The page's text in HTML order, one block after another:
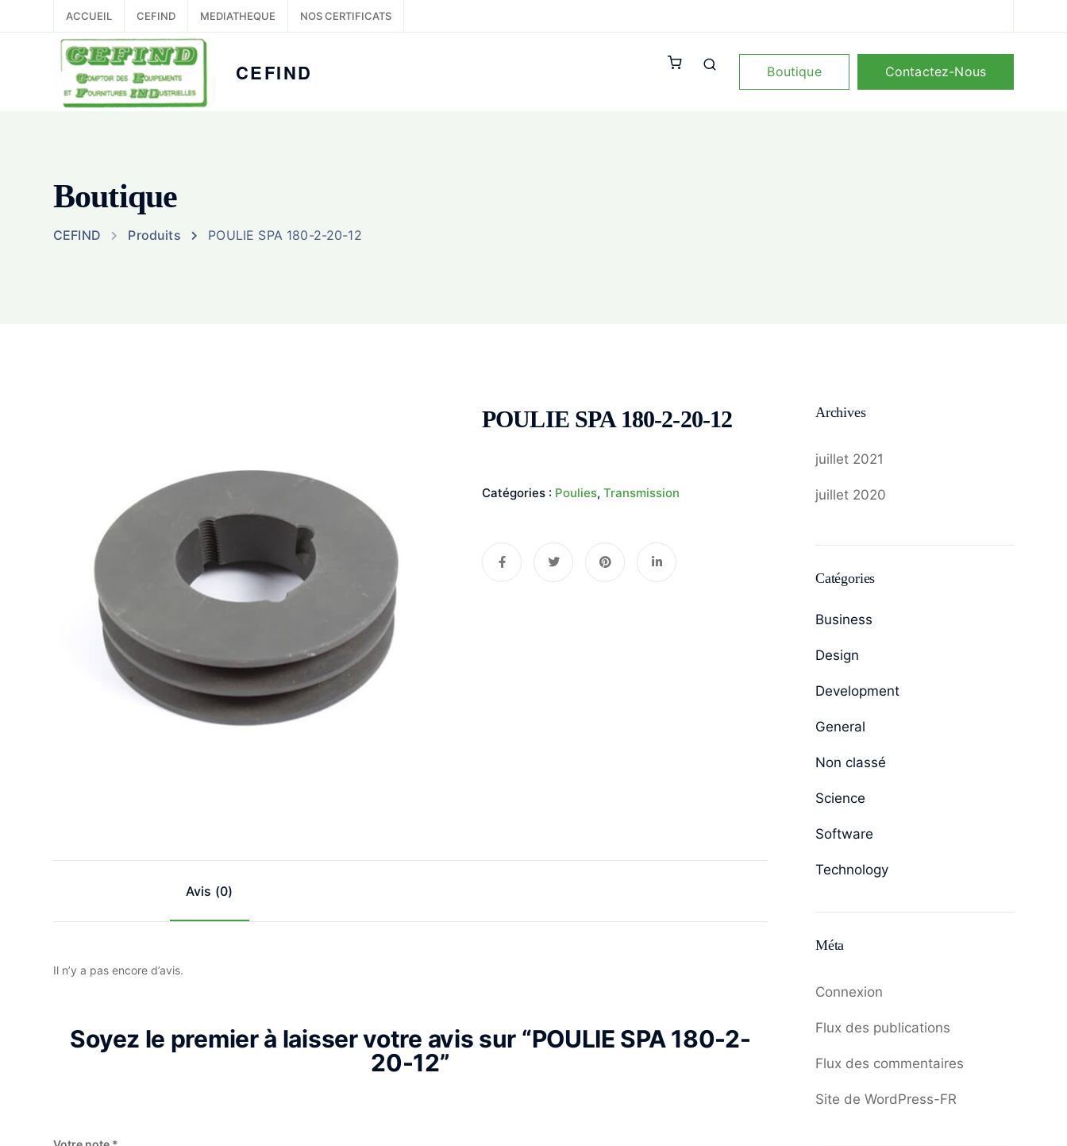
ACCUEIL CEFIND MEDIATHEQUE NOS CERTIFICATS
CEFIND Boutique Contactez-Nous
Boutique
CEFIND Produits POULIE SPA 180-2-20-12
POULIE SPA 180-2-20-12
Catégories : Poulies, Transmission
Avis (0)
Il n’y a pas encore d’avis.
Soyez le premier à laisser votre avis sur “POULIE SPA 180-2-
20-12”
Archives
juillet 2021
juillet 2020
Catégories
Business
Design
Development
General
Non classé
Science
Software
Technology
Méta
Connexion
Flux des publications
Flux des commentaires
Site de WordPress-FR